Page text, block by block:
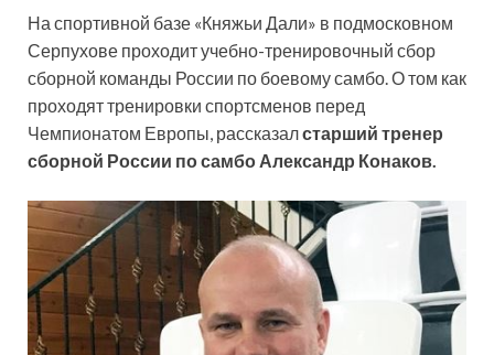
На спортивной базе «Княжьи Дали» в подмосковном
Серпухове проходит учебно-тренировочный сбор
сборной команды России по боевому самбо. О том как
проходят тренировки спортсменов перед
Чемпионатом Европы, рассказалстарший тренер
сборной России по самбо Александр Конаков.